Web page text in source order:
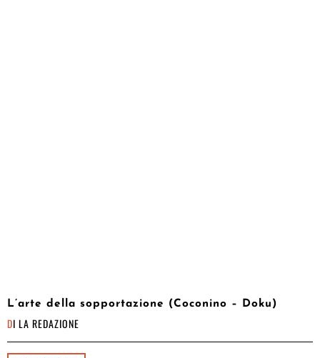
L’arte della sopportazione (Coconino – Doku)
DI LA REDAZIONE